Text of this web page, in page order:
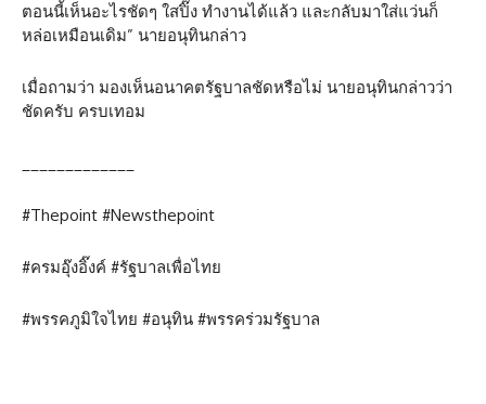
ตอนนี้เห็นอะไรชัดๆ ใสปิ๊ง ทำงานได้แล้ว และกลับมาใส่แว่นก็
หล่อเหมือนเดิม” นายอนุทินกล่าว
เมื่อถามว่า มองเห็นอนาคตรัฐบาลชัดหรือไม่ นายอนุทินกล่าวว่า
ชัดครับ ครบเทอม
#Thepoint #Newsthepoint
#ครมอุ๊งอิ๊งค์ #รัฐบาลเพื่อไทย
#พรรคภูมิใจไทย #อนุทิน #พรรคร่วมรัฐบาล